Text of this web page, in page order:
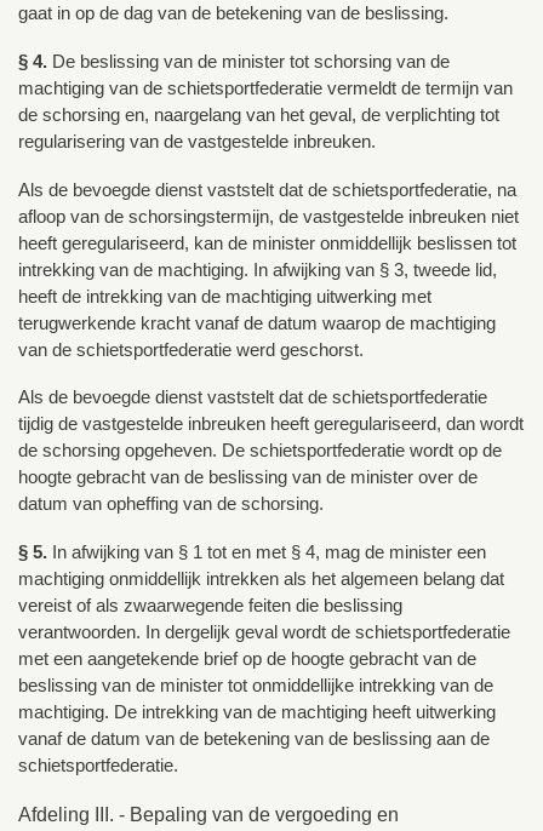
gaat in op de dag van de betekening van de beslissing.
§ 4. De beslissing van de minister tot schorsing van de
machtiging van de schietsportfederatie vermeldt de termijn van
de schorsing en, naargelang van het geval, de verplichting tot
regularisering van de vastgestelde inbreuken.
Als de bevoegde dienst vaststelt dat de schietsportfederatie, na
afloop van de schorsingstermijn, de vastgestelde inbreuken niet
heeft geregulariseerd, kan de minister onmiddellijk beslissen tot
intrekking van de machtiging. In afwijking van § 3, tweede lid,
heeft de intrekking van de machtiging uitwerking met
terugwerkende kracht vanaf de datum waarop de machtiging
van de schietsportfederatie werd geschorst.
Als de bevoegde dienst vaststelt dat de schietsportfederatie
tijdig de vastgestelde inbreuken heeft geregulariseerd, dan wordt
de schorsing opgeheven. De schietsportfederatie wordt op de
hoogte gebracht van de beslissing van de minister over de
datum van opheffing van de schorsing.
§ 5. In afwijking van § 1 tot en met § 4, mag de minister een
machtiging onmiddellijk intrekken als het algemeen belang dat
vereist of als zwaarwegende feiten die beslissing
verantwoorden. In dergelijk geval wordt de schietsportfederatie
met een aangetekende brief op de hoogte gebracht van de
beslissing van de minister tot onmiddellijke intrekking van de
machtiging. De intrekking van de machtiging heeft uitwerking
vanaf de datum van de betekening van de beslissing aan de
schietsportfederatie.
Afdeling III. - Bepaling van de vergoeding en